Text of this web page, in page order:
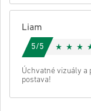
Liam
5/5
Úchvatné vizuály a
postava!